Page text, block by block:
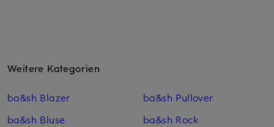
Weitere Kategorien
ba&sh Blazer
ba&sh Bluse
ba&sh Pullover
ba&sh Rock